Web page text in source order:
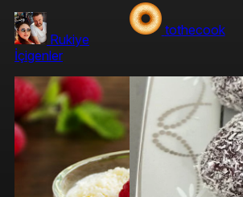
Rukiye
İçigenler
tothecook